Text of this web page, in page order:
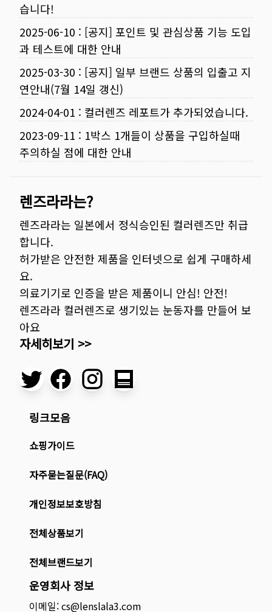
습니다!
2025-06-10 : [공지] 포인트 및 관심상품 기능 도입
과 테스트에 대한 안내
2025-03-30 : [공지] 일부 브랜드 상품의 입출고 지
연안내(7월 14일 갱신)
2024-04-01 : 컬러렌즈 레포트가 추가되었습니다.
2023-09-11 : 1박스 1개들이 상품을 구입하실때
주의하실 점에 대한 안내
렌즈라라는?
렌즈라라는 일본에서 정식승인된 컬러렌즈만 취급
합니다.
허가받은 안전한 제품을 인터넷으로 쉽게 구매하세
요.
의료기기로 인증을 받은 제품이니 안심! 안전!
렌즈라라 컬러렌즈로 생기있는 눈동자를 만들어 보
아요
자세히보기 >>
링크모음
쇼핑가이드
자주묻는질문(FAQ)
개인정보보호방침
전체상품보기
전체브랜드보기
운영회사 정보
이메일: cs@lenslala3.com